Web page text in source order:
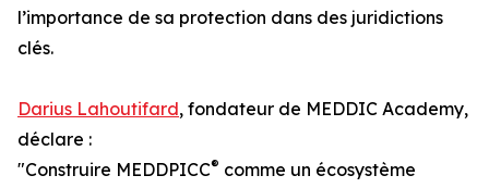
l’importance de sa protection dans des juridictions
clés.
Darius Lahoutifard, fondateur de MEDDIC Academy,
déclare :
"Construire MEDDPICC® comme un écosystème